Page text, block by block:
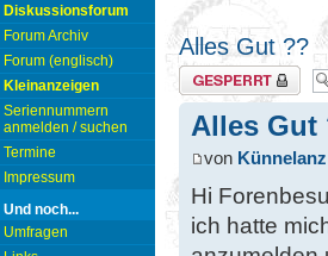
Diskussionsforum
Forum Archiv
Forum (englisch)
Kleinanzeigen
Seriennummern
anmelden / suchen
Termine
Impressum
Und noch...
Umfragen
Alles Gut ??
Thema gesperrt
Alles Gut
von Künnelanz
Hi
ich hatte